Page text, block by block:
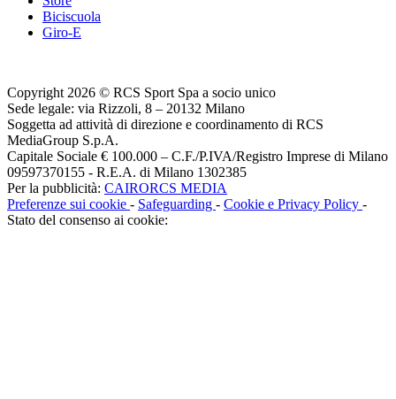
Biciscuola
Giro-E
Copyright 2026 © RCS Sport Spa a socio unico
Sede legale: via Rizzoli, 8 – 20132 Milano
Soggetta ad attività di direzione e coordinamento di RCS
MediaGroup S.p.A.
Capitale Sociale € 100.000 – C.F./P.IVA/Registro Imprese di Milano
09597370155 - R.E.A. di Milano 1302385
Per la pubblicità: CAIRORCS MEDIA
Preferenze sui cookie - Safeguarding - Cookie e Privacy Policy -
Stato del consenso ai cookie: